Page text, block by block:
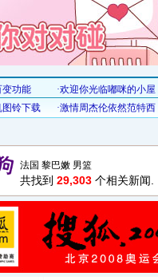
共找到 29,303 个相关新闻.